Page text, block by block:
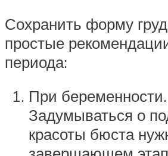
Сохранить форму
простые
периода:
При беременности.
Задумываться о
красоты бюста